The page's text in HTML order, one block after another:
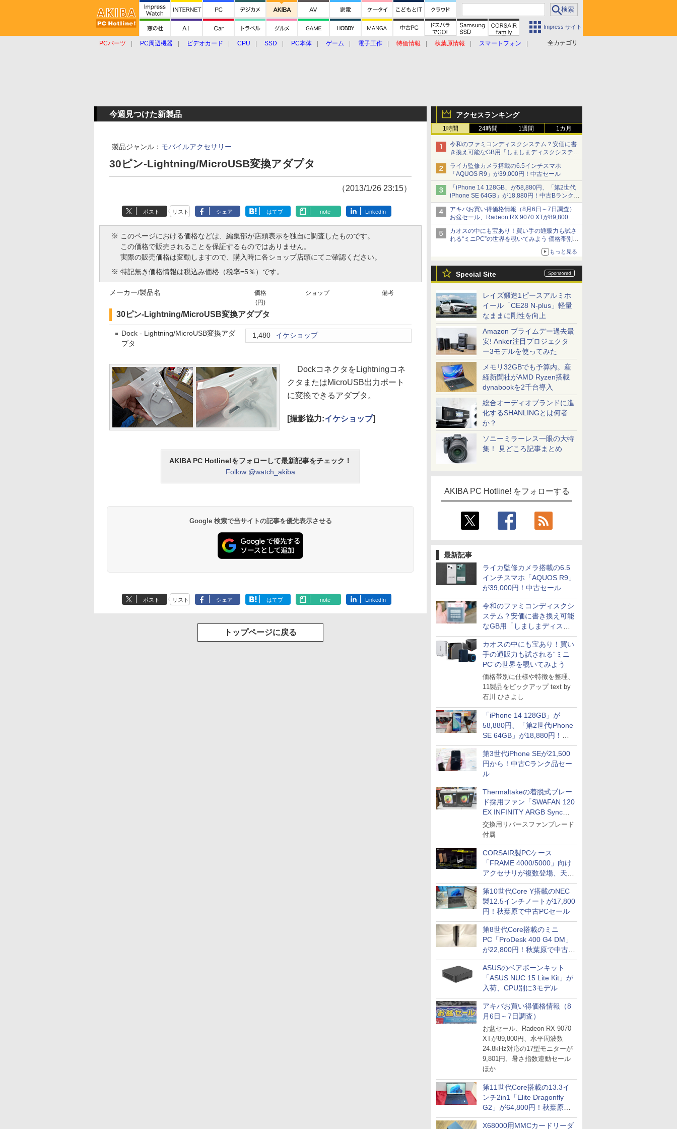
Impress サイト
全カテゴリ
PCパーツ PC周辺機器 ビデオカード CPU SSD PC本体 ゲーム 電子工作 特価情報 秋葉原情報
スマートフォン
アクセスランキング
1時間 24時間 1週間 1カ月
令和のファミコンディスクシステム？安価に書
き換え可能なGB用「しましまディスクシステ
ム」
ライカ監修カメラ搭載の6.5インチスマホ
「AQUOS R9」が39,000円！中古セール
「iPhone 14 128GB」が58,880円、「第2世代
iPhone SE 64GB」が18,880円！中古Bランク品
セール
アキバお買い得価格情報（8月6日～7日調査）
お盆セール、Radeon RX 9070 XTが89,800
円、水平周波数24.8kHz対応の17型モニターが
9,801円、暑さ指数連動セール ほか
カオスの中にも宝あり！買い手の通販力も試さ
れる“ミニPC”の世界を覗いてみよう 価格帯別に
仕様や特徴を整理、11製品をピックアップ text
もっと見る
Special Site
レイズ鍛造1ピースアルミホ
イール「CE28 N-plus」軽量
なままに剛性を向上
Amazon プライムデー過去最
安! Anker注目プロジェクタ
ー3モデルを使ってみた
メモリ32GBでも予算内。産
経新聞社がAMD Ryzen搭載
dynabookを2千台導入
総合オーディオブランドに進
化するSHANLINGとは何者
か？
ソニーミラーレス一眼の大特
集！ 見どころ記事まとめ
AKIBA PC Hotline! をフォローする
最新記事
ライカ監修カメラ搭載の6.5
インチスマホ「AQUOS R9」
が39,000円！中古セール
令和のファミコンディスクシ
ステム？安価に書き換え可能
なGB用「しましまディスク
システム」
カオスの中にも宝あり！買い
手の通販力も試される“ミニ
PC”の世界を覗いてみよう
価格帯別に仕様や特徴を整理、
11製品をピックアップ text by
石川 ひさよし
「iPhone 14 128GB」が
58,880円、「第2世代iPhone
SE 64GB」が18,880円！中
古Bランク品セール
第3世代iPhone SEが21,500
円から！中古Cランク品セー
ル
Thermaltakeの着脱式ブレー
ド採用ファン「SWAFAN 120
EX INFINITY ARGB Sync」
に単品パッケージ
交換用リバースファンブレード
付属
CORSAIR製PCケース
「FRAME 4000/5000」向け
アクセサリが複数登場、天然
木製パネルや背面コネクタ対
応トレイなど
第10世代Core Y搭載のNEC
製12.5インチノートが17,800
円！秋葉原で中古PCセール
第8世代Core搭載のミニ
PC「ProDesk 400 G4 DM」
が22,800円！秋葉原で中古
PCセール
ASUSのベアボーンキット
「ASUS NUC 15 Lite Kit」が
入荷、CPU別に3モデル
アキバお買い得価格情報（8
月6日～7日調査）
お盆セール、Radeon RX 9070
XTが89,800円、水平周波数
24.8kHz対応の17型モニターが
9,801円、暑さ指数連動セール
ほか
第11世代Core搭載の13.3イ
ンチ2in1「Elite Dragonfly
G2」が64,800円！秋葉原で
中古PCセール
X68000用MMCカードリーダ
今週見つけた新製品
製品ジャンル： モバイルアクセサリー
30ピン-Lightning/MicroUSB変換アダプタ
（2013/1/26 23:15）
ポスト リスト シェア はてブ note LinkedIn
※ このページにおける価格などは、編集部が店頭表示を独自に調査したものです。
この価格で販売されることを保証するものではありません。
実際の販売価格は変動しますので、購入時に各ショップ店頭にてご確認ください。
※ 特記無き価格情報は税込み価格（税率=5％）です。
価格
(円)
ショップ 備考
メーカー/製品名
30ピン-Lightning/MicroUSB変換アダプタ
Dock - Lightning/MicroUSB変換アダ
プタ
1,480 イケショップ
DockコネクタをLightningコネ
クタまたはMicroUSB出力ポート
に変換できるアダプタ。
[撮影協力:イケショップ]
AKIBA PC Hotline!をフォローして最新記事をチェック！
Follow @watch_akiba
Google 検索で当サイトの記事を優先表示させる
ポスト リスト シェア はてブ note LinkedIn
トップページに戻る